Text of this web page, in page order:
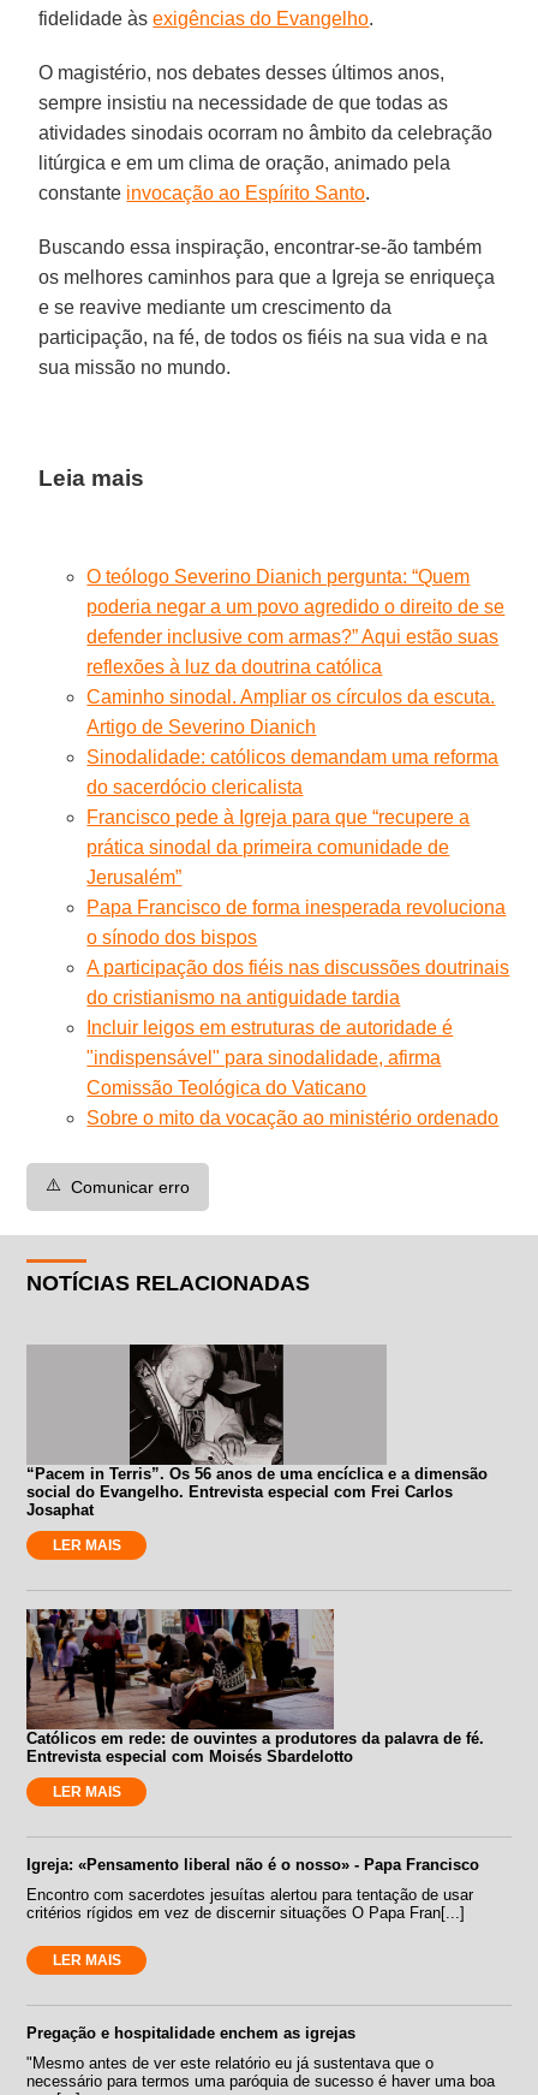
fidelidade àsexigências do Evangelho.
O magistério, nos debates desses últimos anos,
sempre insistiu na necessidade de que todas as
atividades sinodais ocorram no âmbito da celebração
litúrgica e em um clima de oração, animado pela
constante invocação ao Espírito Santo.
Buscando essa inspiração, encontrar-se-ão também
os melhores caminhos para que a Igreja se enriqueça
e se reavive mediante um crescimento da
participação, na fé, de todos os fiéis na sua vida e na
sua missão no mundo.
Leia mais
O teólogo Severino Dianich pergunta: “Quem
poderia negar a um povo agredido o direito de se
defender inclusive com armas?” Aqui estão suas
reflexões à luz da doutrina católica
Caminho sinodal. Ampliar os círculos da escuta.
Artigo de Severino Dianich
Sinodalidade: católicos demandam uma reforma
do sacerdócio clericalista
Francisco pede à Igreja para que “recupere a
prática sinodal da primeira comunidade de
Jerusalém”
Papa Francisco de forma inesperada revoluciona
o sínodo dos bispos
A participação dos fiéis nas discussões doutrinais
do cristianismo na antiguidade tardia
Incluir leigos em estruturas de autoridade é
"indispensável" para sinodalidade, afirma
Comissão Teológica do Vaticano
Sobre o mito da vocação ao ministério ordenado
⚠️ Comunicar erro
NOTÍCIAS RELACIONADAS
“Pacem in Terris”. Os 56 anos de uma encíclica e a dimensão
social do Evangelho. Entrevista especial com Frei Carlos
Josaphat
LER MAIS
Católicos em rede: de ouvintes a produtores da palavra de fé.
Entrevista especial com Moisés Sbardelotto
LER MAIS
Igreja: «Pensamento liberal não é o nosso» - Papa Francisco
Encontro com sacerdotes jesuítas alertou para tentação de usar
critérios rígidos em vez de discernir situações O Papa Fran[...]
LER MAIS
Pregação e hospitalidade enchem as igrejas
"Mesmo antes de ver este relatório eu já sustentava que o
necessário para termos uma paróquia de sucesso é haver uma boa